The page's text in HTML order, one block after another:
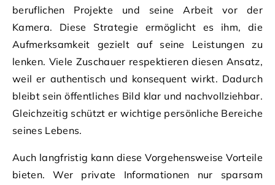
beruflichen Projekte und seine Arbeit vor der
Kamera. Diese Strategie ermöglicht es ihm, die
Aufmerksamkeit gezielt auf seine Leistungen zu
lenken. Viele Zuschauer respektieren diesen Ansatz,
weil er authentisch und konsequent wirkt. Dadurch
bleibt sein öffentliches Bild klar und nachvollziehbar.
Gleichzeitig schützt er wichtige persönliche Bereiche
seines Lebens.
Auch langfristig kann diese Vorgehensweise Vorteile
bieten. Wer private Informationen nur sparsam